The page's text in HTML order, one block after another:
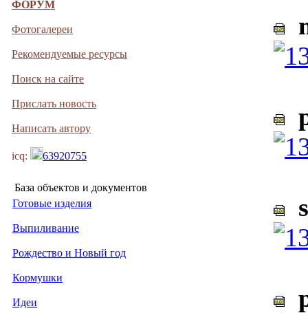
ФОРУМ
Фотогалереи
Рекомендуемые ресурсы
Поиск на сайте
Прислать новость
Написать автору
icq: 63920755
База объектов и документов
Готовые изделия
Выпиливание
Рождество и Новый год
Кормушки
Идеи